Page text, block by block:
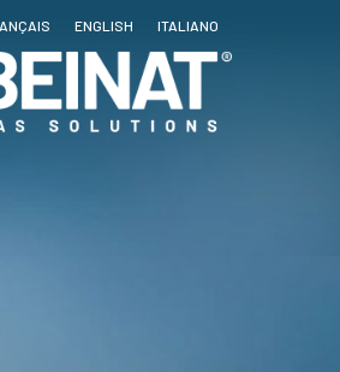
ITALIANO
ENGLISH